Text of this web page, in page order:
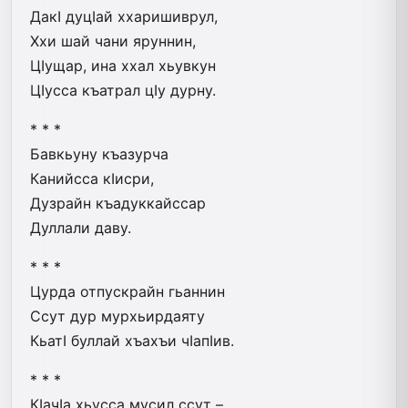
ДакI дуцIай ххаришиврул,
Ххи шай чани яруннин,
ЦIущар, ина ххал хьувкун
ЦIусса къатрал цIу дурну.
* * *
Бавкьуну къазурча
Канийсса кIисри,
Дузрайн къадуккайссар
Дуллали даву.
* * *
Цурда отпускрайн гьаннин
Ссут дур мурхьирдаяту
КьатI буллай хъахъи чIапIив.
* * *
КIачIа хьусса мусил ссут –